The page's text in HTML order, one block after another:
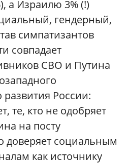
а Израилю 3% (!)
гендерный,
симпатизантов
совпадает
СВО и Путина
развития России:
те, кто не одобряет
на посту
доверяет социальным
как источнику